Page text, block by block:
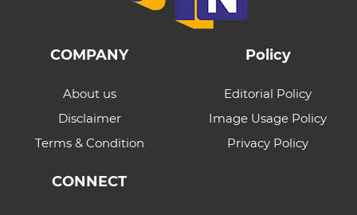
COMPANY
About us
Disclaimer
Terms & Condition
Policy
Editorial Policy
Image Usage Policy
Privacy Policy
CONNECT